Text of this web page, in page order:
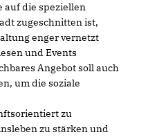
auf die speziellen
zugeschnitten ist,
enger vernetzt
und Events
Angebot soll auch
um die soziale
zu
zu stärken und